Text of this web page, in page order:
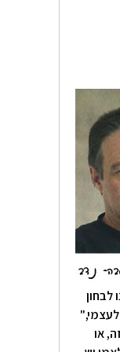
הילדות", קראתי באיטיות הכי רבה שאפשר. מטמיעה לתוכי, כל מילה, שלא אשכח. ואני בכלל לא ידעתי שהוא כזה. כזה סופר איכותי, כזה רגיש, כזה ייחודי. הרגשתי חובה לשתף אתכם בחוויה של ממש שעברתי בקריאת ספרו של שמעון ריקלין "תום הילדות". ולא שנתבקשתי, ובכל זאת. בתחילת הקריאה רשמתי לי ביטויים ומשפטים שהייתי רוצה לזכור, אלא שדי מהר נשאבתי פנימה והפסקתי. אך מה שהספקתי לרשום, דיו כדי להרשים. להעיד ששמעון ריקלין הוא סופר שבורא-שפה, נוגע בנקודות הכי רגישות שלנו כבני אדם ומותיר אותנו עם תחושה של "עוד". שיננתי ל